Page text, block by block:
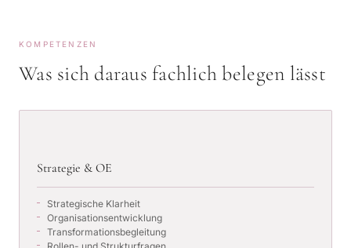
KOMPETENZEN
Was sich daraus fachlich belegen lässt
Strategie & OE
Strategische Klarheit
Organisationsentwicklung
Transformationsbegleitung